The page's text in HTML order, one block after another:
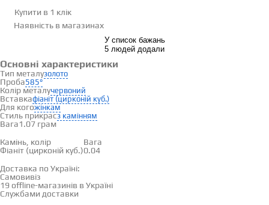
Купити в 1 клік
Наявність в магазинах
У список бажань
5 людей додали
Основні характеристики
Тип металузолото
Проба585°
Колір металучервоний
Вставкафіаніт (цирконій куб.)
Для когожінкам
Стиль прикрасз камінням
Вага1.07 грам
Камінь, колір
Вага
Фіаніт (цирконій куб.)0.04
Доставка і оплата
Доставка по Україні:
Самовивіз
19 offline-магазинів в Україні
Службами доставки